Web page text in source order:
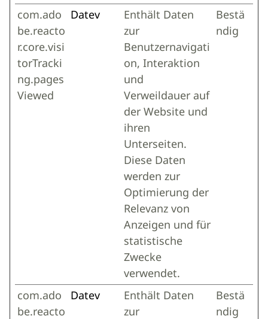
com.ado
be.reacto
r.core.visi
torTracki
ng.pages
Viewed
Datev
Enthält Daten
zur
Benutzernavigati
on, Interaktion
und
Verweildauer auf
der Website und
ihren
Unterseiten.
Diese Daten
werden zur
Optimierung der
Relevanz von
Anzeigen und für
statistische
Zwecke
verwendet.
Bestä
ndig
com.ado
be.reacto
Datev
Enthält Daten
zur
Bestä
ndig